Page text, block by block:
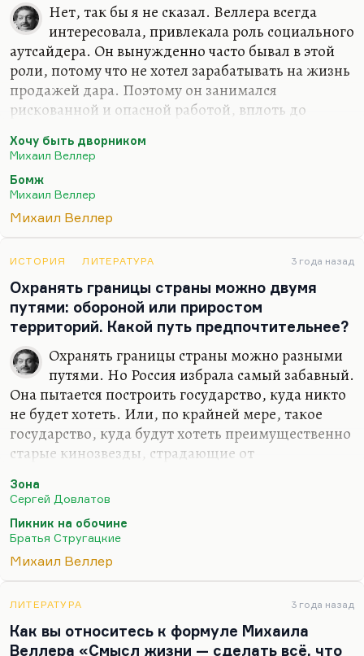
Нет, так бы я не сказал. Веллера всегда
интересовала, привлекала роль социального
аутсайдера. Он вынужденно часто бывал в этой
роли, потому что не хотел зарабатывать на жизнь
продажей дара. Поэтому он занимался
рискованной и опасной работой, вплоть до
электропилой, на чем заработал огромный шрам
через все колено. Веллер много раз выпадал из
социума, он не хотел в этом социуме жить. Когда
он зарабатывал кладкой каминов в Эстонии,
когда он занимался разной степени тяжелыми
покупал независимость.
Я не думаю, что «Бомж» – это привлекательный
для него социальный статус, а вот «Хочу быть
дворником» –…
Хочу быть дворником
Михаил Веллер
Бомж
Михаил Веллер
Михаил Веллер
ИСТОРИЯ ЛИТЕРАТУРА 3 года назад
Охранять границы страны можно двумя
путями: обороной или приростом
территорий. Какой путь предпочтительнее?
Охранять границы страны можно разными
путями. Но Россия избрала самый забавный.
Она пытается построить государство, куда никто
не будет хотеть. Или, по крайней мере, такое
государство, куда будут хотеть преимущественно
старые кинозвезды, страдающие от
Это хороший способ охраны границ — создать
такое заколдованное место, куда никто не хотел
бы сунуться. Куда и завоеватели бы не совались,
потому что мало того, что есть ядерное оружие,
с огромными пространствами, с духом народа и
так далее. И иммигранты не совались бы, потому
что преимущества жизни в России не доказаны.
Зона
Сергей Довлатов
Пикник на обочине
Братья Стругацкие
Михаил Веллер
ЛИТЕРАТУРА 3 года назад
Как вы относитесь к формуле Михаила
Веллера «Смысл жизни — сделать всё, что